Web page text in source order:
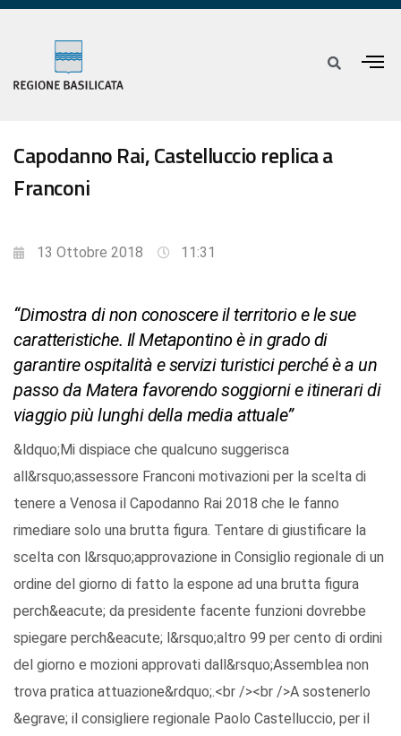
Capodanno Rai, Castelluccio replica a
Franconi
13 Ottobre 2018 11:31
“Dimostra di non conoscere il territorio e le sue
caratteristiche. Il Metapontino è in grado di
garantire ospitalità e servizi turistici perché è a un
passo da Matera favorendo soggiorni e itinerari di
viaggio più lunghi della media attuale”
&ldquo;Mi dispiace che qualcuno suggerisca
all&rsquo;assessore Franconi motivazioni per la scelta di
tenere a Venosa il Capodanno Rai 2018 che le fanno
rimediare solo una brutta figura. Tentare di giustificare la
scelta con l&rsquo;approvazione in Consiglio regionale di un
ordine del giorno di fatto la espone ad una brutta figura
perch&eacute; da presidente facente funzioni dovrebbe
spiegare perch&eacute; l&rsquo;altro 99 per cento di ordini
del giorno e mozioni approvati dall&rsquo;Assemblea non
trova pratica attuazione&rdquo;.<br /><br />A sostenerlo
&egrave; il consigliere regionale Paolo Castelluccio, per il